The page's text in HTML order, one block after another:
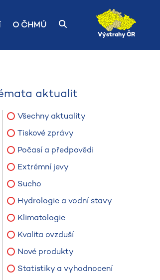
O ČHMÚ
Výstrahy ČR
aktualit
Všechny aktuality
Tiskové zprávy
Počasí a předpovědi
Extrémní jevy
Sucho
Hydrologie a vodní stavy
Klimatologie
Kvalita ovzduší
Nové produkty
Statistiky a vyhodnocení